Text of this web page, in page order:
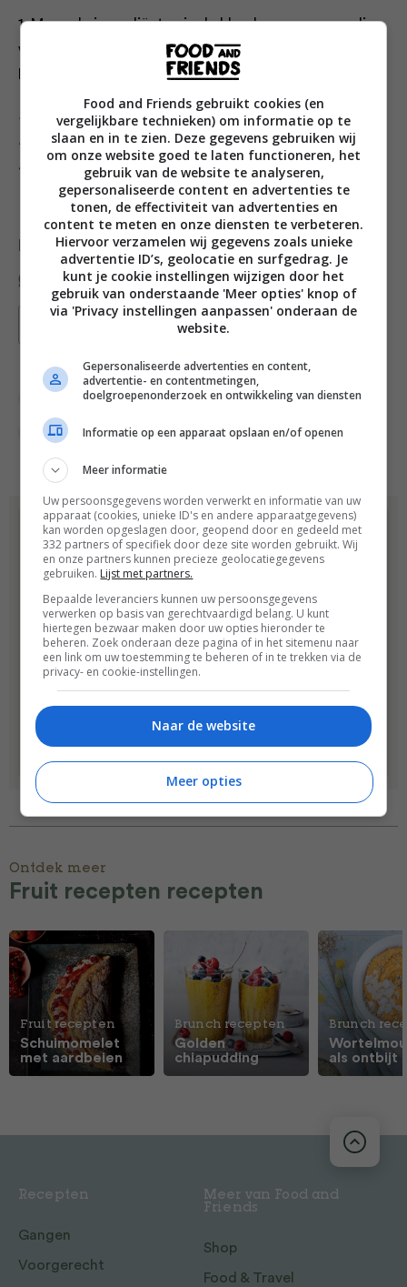
1. Meng de ingrediënten in de blender; voeg zo nodig
water toe om de gewenste dikte van de smoothie te
Dit recept is onderdeel van een gratis weekmenu met
recepten uit Groene sapjes. Klik op onderstaande
afbeelding voor het volledige weekmenu.
Deel dit recept
Fruit recepten Groente recepten Overdag
Recepten Smoothies Superfood
Dit recept komt uit:
Groene sapjes
Maak nu thuis de lekkerste
gezonde sapjes met behulp van
het boek ‘groene sapjes’. Op
elke spread staat een simpel
recept met een mooie,
duidelijke foto. Ook staat…
Ontdek meer
Fruit recepten recepten
Fruit recepten
Schuimomelet
met aardbeien
Brunch recepten
Golden
chiapudding
Brunch
als ontbijt
Recepten
Gangen
Voorgerecht
Meer van Food and
Friends
Shop
Food & Travel
Food and Friends gebruikt cookies (en
vergelijkbare technieken) om informatie op te
slaan en in te zien. Deze gegevens gebruiken wij
om onze website goed te laten functioneren, het
gebruik van de website te analyseren,
gepersonaliseerde content en advertenties te
tonen, de effectiviteit van advertenties en
content te meten en onze diensten te verbeteren.
Hiervoor verzamelen wij gegevens zoals unieke
advertentie ID’s, geolocatie en surfgedrag. Je
kunt je cookie instellingen wijzigen door het
gebruik van onderstaande 'Meer opties' knop of
via 'Privacy instellingen aanpassen' onderaan de
website.
Gepersonaliseerde advertenties en content,
advertentie- en contentmetingen,
doelgroepenonderzoek en ontwikkeling van diensten
Informatie op een apparaat opslaan en/of openen
Meer informatie
Uw persoonsgegevens worden verwerkt en informatie van uw
apparaat (cookies, unieke ID's en andere apparaatgegevens)
kan worden opgeslagen door, geopend door en gedeeld met
332 partners of specifiek door deze site worden gebruikt. Wij
en onze partners kunnen precieze geolocatiegegevens
gebruiken. Lijst met partners.
Bepaalde leveranciers kunnen uw persoonsgegevens
verwerken op basis van gerechtvaardigd belang. U kunt
hiertegen bezwaar maken door uw opties hieronder te
beheren. Zoek onderaan deze pagina of in het sitemenu naar
een link om uw toestemming te beheren of in te trekken via de
privacy- en cookie-instellingen.
Naar de website
Meer opties